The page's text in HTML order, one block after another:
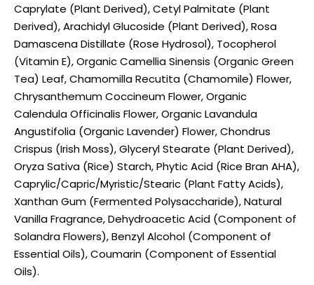
Caprylate (Plant Derived), Cetyl Palmitate (Plant
Derived), Arachidyl Glucoside (Plant Derived), Rosa
Damascena Distillate (Rose Hydrosol), Tocopherol
(Vitamin E), Organic Camellia Sinensis (Organic Green
Tea) Leaf, Chamomilla Recutita (Chamomile) Flower,
Chrysanthemum Coccineum Flower, Organic
Calendula Officinalis Flower, Organic Lavandula
Angustifolia (Organic Lavender) Flower, Chondrus
Crispus (Irish Moss), Glyceryl Stearate (Plant Derived),
Oryza Sativa (Rice) Starch, Phytic Acid (Rice Bran AHA),
Caprylic/Capric/Myristic/Stearic (Plant Fatty Acids),
Xanthan Gum (Fermented Polysaccharide), Natural
Vanilla Fragrance, Dehydroacetic Acid (Component of
Solandra Flowers), Benzyl Alcohol (Component of
Essential Oils), Coumarin (Component of Essential
Oils).